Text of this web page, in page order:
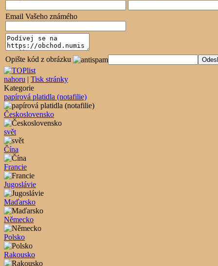
Email Vašeho známého
Opište kód z obrázku
nahoru | Tisk stránky
Kategorie
papírová platidla (notafilie)
Československo
svět
Čína
Francie
Jugoslávie
Maďarsko
Německo
Polsko
Rakousko